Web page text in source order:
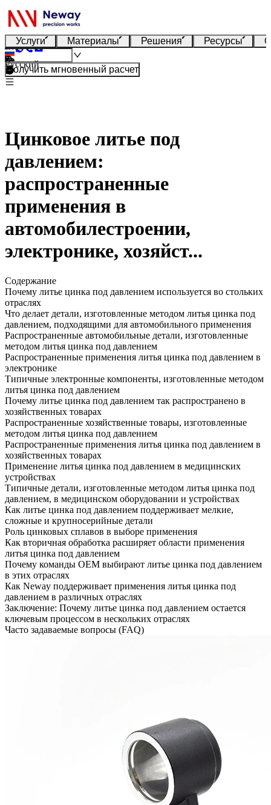
Услуги Материалы Решения Ресурсы
Русский
Получить мгновенный расчет
Цинковое литье под
давлением:
распространенные
применения в
автомобилестроении,
электронике, хозяйст...
Содержание
Почему литье цинка под давлением используется во стольких
отраслях
Что делает детали, изготовленные методом литья цинка под
давлением, подходящими для автомобильного применения
Распространенные автомобильные детали, изготовленные
методом литья цинка под давлением
Распространенные применения литья цинка под давлением в
электронике
Типичные электронные компоненты, изготовленные методом
литья цинка под давлением
Почему литье цинка под давлением так распространено в
хозяйственных товарах
Распространенные хозяйственные товары, изготовленные
методом литья цинка под давлением
Распространенные применения литья цинка под давлением в
хозяйственных товарах
Применение литья цинка под давлением в медицинских
устройствах
Типичные детали, изготовленные методом литья цинка под
давлением, в медицинском оборудовании и устройствах
Как литье цинка под давлением поддерживает мелкие,
сложные и крупносерийные детали
Роль цинковых сплавов в выборе применения
Как вторичная обработка расширяет области применения
литья цинка под давлением
Почему команды OEM выбирают литье цинка под давлением
в этих отраслях
Как Neway поддерживает применения литья цинка под
давлением в различных отраслях
Заключение: Почему литье цинка под давлением остается
ключевым процессом в нескольких отраслях
Часто задаваемые вопросы (FAQ)